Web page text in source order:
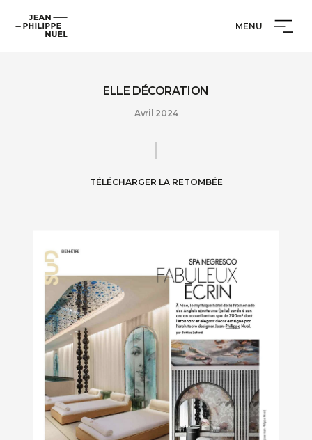
contenu
Jean-
Philippe
MENU
ELLE DÉCORATION
Avril 2024
TÉLÉCHARGER LA RETOMBÉE